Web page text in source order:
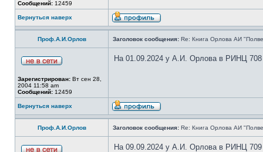
Сообщений: 12459
Вернуться наверх
Проф.А.И.Орлов Заголовок сообщения: Re: Книга Орлова АИ
Зарегистрирован: Вт сен 28,
2004 11:58 am
Сообщений: 12459
На 01.09.2024 у А.И. Орлова в РИНЦ 708
Вернуться наверх
Проф.А.И.Орлов Заголовок сообщения: Re: Книга Орлова АИ
На 09.09.2024 у А.И. Орлова в РИНЦ 709